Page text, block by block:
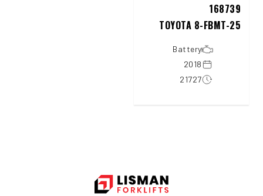
168739
TOYOTA 8-FBMT-25
Battery
2018
21727